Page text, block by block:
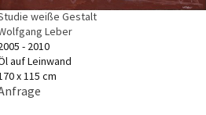
weiße Gestalt
Leber
- 2010
auf Leinwand
x 115 cm